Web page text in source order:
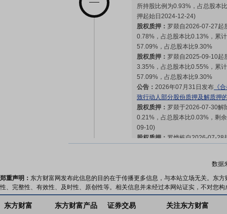
所持股比例为0.93%，占总股本
押起始日2024-12-24)
股权质押： 罗燚自2026-07-27起
0.78%，占总股本比0.13%，累
57.09%，占总股本比9.30%
股权质押： 罗燚自2025-09-10起
3.35%，占总股本比0.55%，累
57.09%，占总股本比9.30%
公告： 2026年07月31日发布 《
致行动人部分股份质押及解质押
股权质押： 罗燚于2026-07-30解
0.21%，占总股本比0.03%，剩
09-10)
股权质押： 罗烨栋自2026-07-28
截止2026年07月31
股，质押总笔数61笔
股权质押：宁波合盛集团有限公
比例为46.41%，占总股本比
数据
郑重声明： 东方财富网发布此信息的目的在于传播更多信息，与本站立场无关。东
性、完整性、有效性、及时性、原创性等。相关信息并未经过本网站证实，不对您
东方财富 东方财富产品 证券交易 关注东方财富